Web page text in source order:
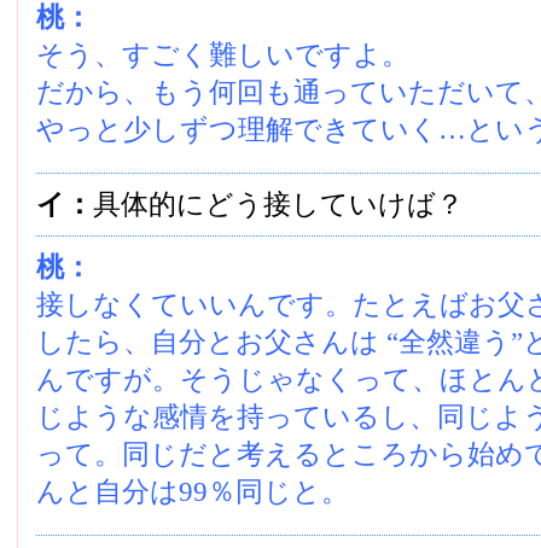
桃：
そう、すごく難しいですよ。
だから、もう何回も通っていただいて
やっと少しずつ理解できていく…とい
イ： 具体的にどう接していけば？
桃：
接しなくていいんです。たとえばお父
したら、自分とお父さんは “全然違う
んですが。そうじゃなくって、ほとん
じような感情を持っているし、同じよ
って。同じだと考えるところから始め
んと自分は99％同じと。